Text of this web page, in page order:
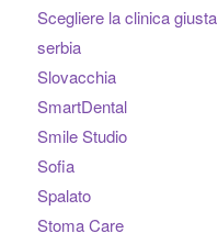
Scegliere la clinica giusta
serbia
Slovacchia
SmartDental
Smile Studio
Sofia
Spalato
Stoma Care